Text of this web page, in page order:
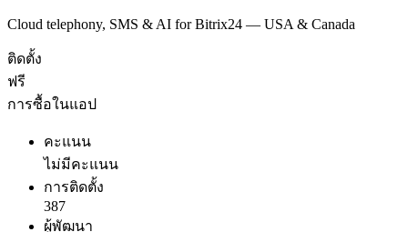
Cloud telephony, SMS & AI for Bitrix24 — USA & Canada
ติดตั้ง
ฟรี
การซื้อในแอป
คะแนน
ไม่มีคะแนน
การติดตั้ง
387
ผู้พัฒนา